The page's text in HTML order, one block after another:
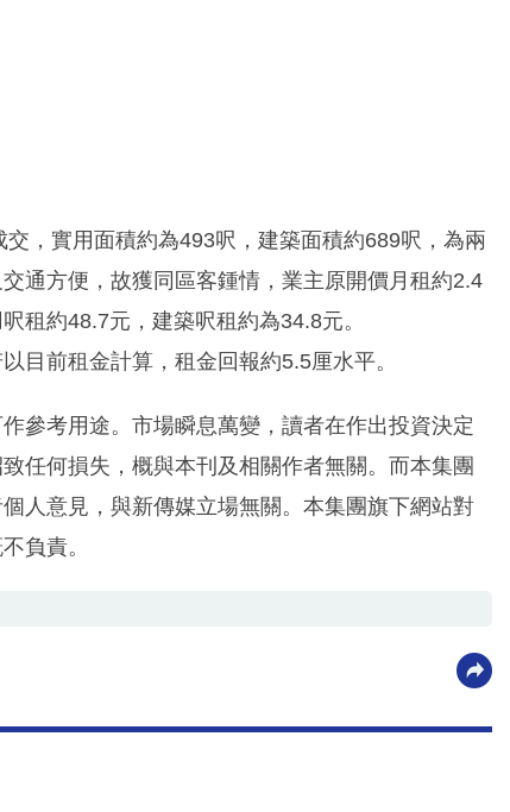
，實用面積約為493呎，建築面積約689呎，為兩
通方便，故獲同區客鍾情，業主原開價月租約2.4
租約48.7元，建築呎租約為34.8元。
目前租金計算，租金回報約5.5厘水平。
參考用途。市場瞬息萬變，讀者在作出投資決定
任何損失，概與本刊及相關作者無關。而本集團
人意見，與新傳媒立場無關。本集團旗下網站對
負責。